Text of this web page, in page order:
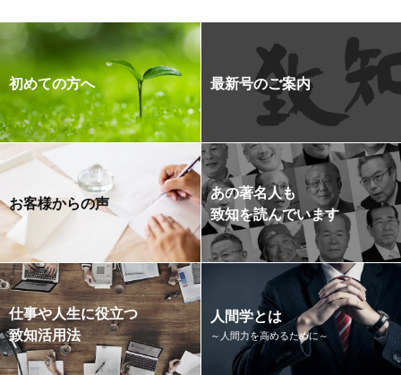
初めての方へ 最新号のご案内
お客様からの声
あの著名人も
致知を読んでいます
仕事や人生に役立つ
致知活用法
人間学とは
～人間力を高めるために～